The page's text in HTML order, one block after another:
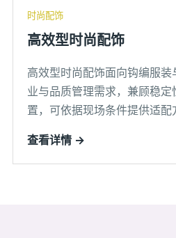
时尚配饰
高效型时尚配饰
高效型时尚配饰面向钩编服
业与品质管理需求，兼顾稳
置，可依据现场条件提供适配
查看详情 →